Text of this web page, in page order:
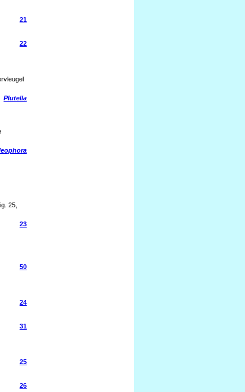
21
22
Plutella
25,
23
50
24
31
25
26